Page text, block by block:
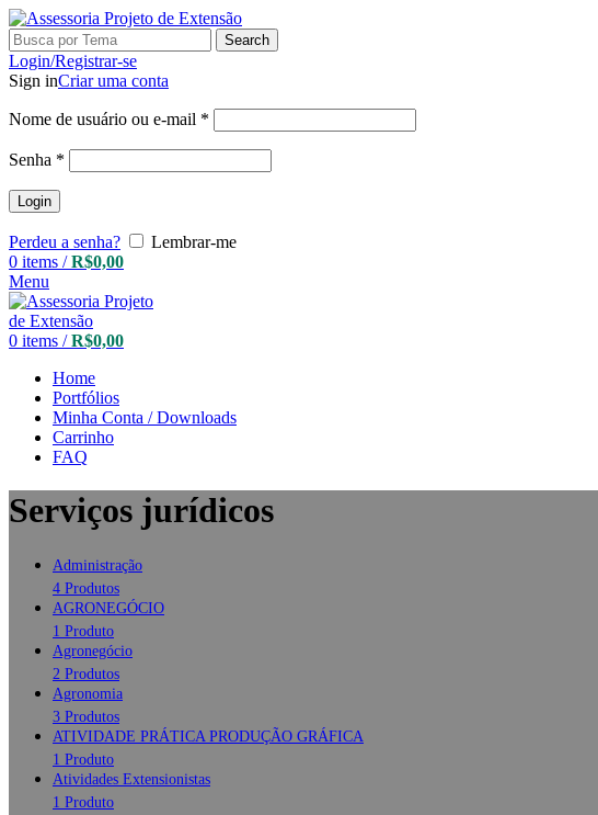
Search
Login/Registrar-se
Sign inCriar uma conta
Nome de usuário ou e-mail *
Senha *
Login
Perdeu a senha?
Lembrar-me
0 items / R$0,00
Menu
0 items / R$0,00
Home
Portfólios
Minha Conta / Downloads
Carrinho
FAQ
Serviços jurídicos
Administração
4 Produtos
AGRONEGÓCIO
1 Produto
Agronegócio
2 Produtos
Agronomia
3 Produtos
ATIVIDADE PRÁTICA PRODUÇÃO GRÁFICA
1 Produto
Atividades Extensionistas
1 Produto